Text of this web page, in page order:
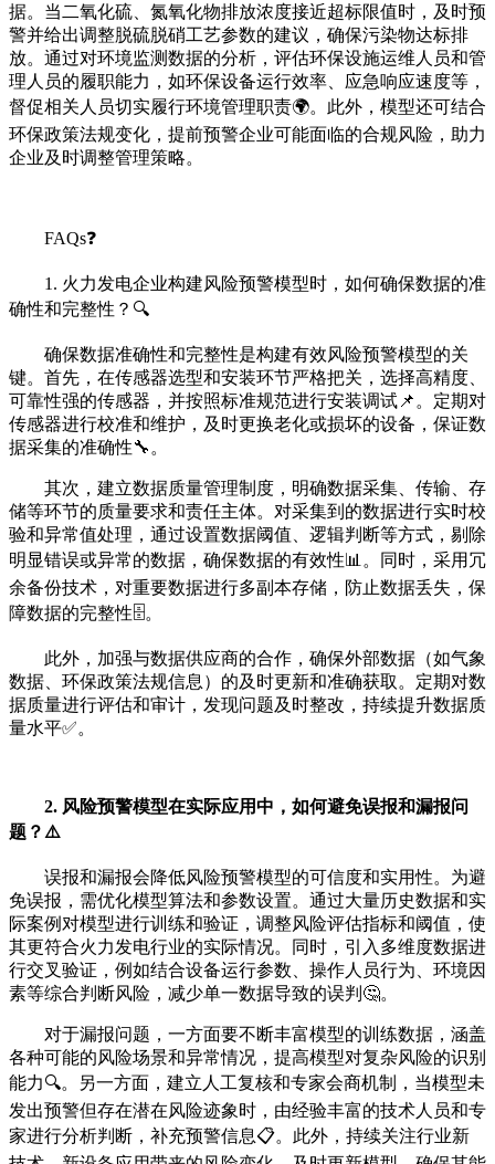
据。当二氧化硫、氮氧化物排放浓度接近超标限值时，及时预
警并给出调整脱硫脱硝工艺参数的建议，确保污染物达标排
放。通过对环境监测数据的分析，评估环保设施运维人员和管
理人员的履职能力，如环保设备运行效率、应急响应速度等，
督促相关人员切实履行环境管理职责🌍。此外，模型还可结合
环保政策法规变化，提前预警企业可能面临的合规风险，助力
企业及时调整管理策略。
FAQs❓
1. 火力发电企业构建风险预警模型时，如何确保数据的准
确性和完整性？🔍
确保数据准确性和完整性是构建有效风险预警模型的关
键。首先，在传感器选型和安装环节严格把关，选择高精度、
可靠性强的传感器，并按照标准规范进行安装调试📌。定期对
传感器进行校准和维护，及时更换老化或损坏的设备，保证数
据采集的准确性🔧。
其次，建立数据质量管理制度，明确数据采集、传输、存
储等环节的质量要求和责任主体。对采集到的数据进行实时校
验和异常值处理，通过设置数据阈值、逻辑判断等方式，剔除
明显错误或异常的数据，确保数据的有效性📊。同时，采用冗
余备份技术，对重要数据进行多副本存储，防止数据丢失，保
障数据的完整性🗄️。
此外，加强与数据供应商的合作，确保外部数据（如气象
数据、环保政策法规信息）的及时更新和准确获取。定期对数
据质量进行评估和审计，发现问题及时整改，持续提升数据质
量水平✅。
2. 风险预警模型在实际应用中，如何避免误报和漏报问
题？⚠️
误报和漏报会降低风险预警模型的可信度和实用性。为避
免误报，需优化模型算法和参数设置。通过大量历史数据和实
际案例对模型进行训练和验证，调整风险评估指标和阈值，使
其更符合火力发电行业的实际情况。同时，引入多维度数据进
行交叉验证，例如结合设备运行参数、操作人员行为、环境因
素等综合判断风险，减少单一数据导致的误判🤔。
对于漏报问题，一方面要不断丰富模型的训练数据，涵盖
各种可能的风险场景和异常情况，提高模型对复杂风险的识别
能力🔍。另一方面，建立人工复核和专家会商机制，当模型未
发出预警但存在潜在风险迹象时，由经验丰富的技术人员和专
家进行分析判断，补充预警信息📋。此外，持续关注行业新